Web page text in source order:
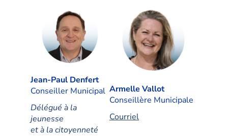
Jean-Paul Denfert
Conseiller Municipal
Délégué à la
jeunesse
et à la citoyenneté
Armelle Vallot
Conseillère Municipale
Courriel